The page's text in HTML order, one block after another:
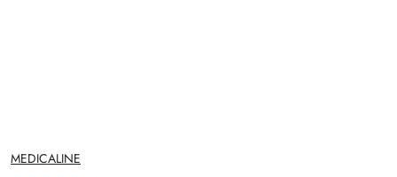
NAZWA
PRODUCENTA:
MEDICALINE